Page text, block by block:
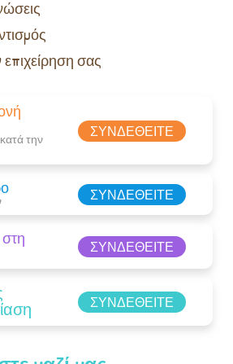
σας
την ΣΥΝΔΕΘΕΊΤΕ
ΣΥΝΔΕΘΕΊΤΕ
ΣΥΝΔΕΘΕΊΤΕ
ΣΥΝΔΕΘΕΊΤΕ